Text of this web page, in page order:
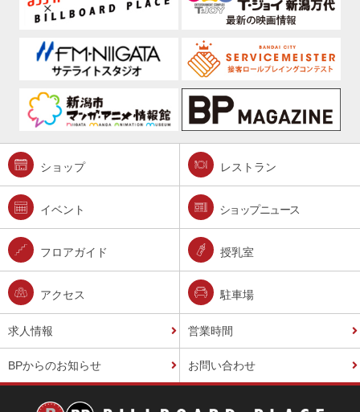
ショップ レストラン
イベント ショップニュース
フロアガイド 授乳室
アクセス 駐車場
求人情報 営業時間
BPからのお知らせ お問い合わせ